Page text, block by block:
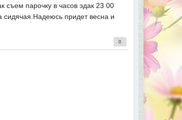
съем парочку в часов эдак 23 00
придет весна и
0